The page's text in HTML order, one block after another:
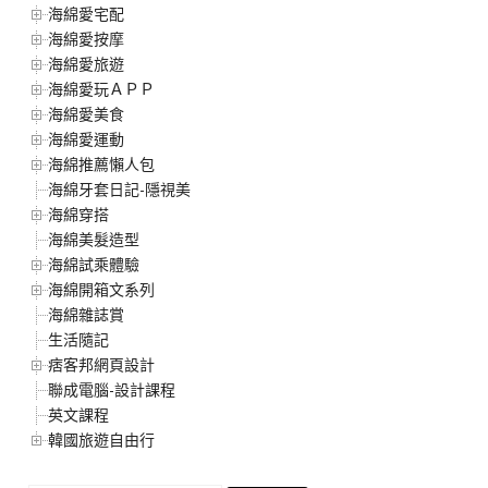
海綿愛宅配
海綿愛按摩
海綿愛旅遊
海綿愛玩ＡＰＰ
海綿愛美食
海綿愛運動
海綿推薦懶人包
海綿牙套日記-隱視美
海綿穿搭
海綿美髮造型
海綿試乘體驗
海綿開箱文系列
海綿雜誌賞
生活隨記
痞客邦網頁設計
聯成電腦-設計課程
英文課程
韓國旅遊自由行